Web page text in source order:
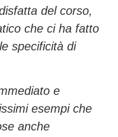
del corso,
che ci ha fatto
specificità di
e
esempi che
anche